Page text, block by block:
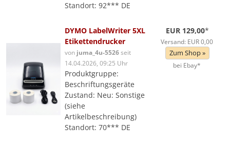
Standort: 92*** DE
DYMO LabelWriter 5XL
Etikettendrucker
von juma_4u-5526seit
14.04.2026, 09:25 Uhr
Produktgruppe:
Beschriftungsgeräte
Zustand: Neu: Sonstige
(siehe
Artikelbeschreibung)
Standort: 70*** DE
EUR 129,00*
Versand: EUR 0,00
Zum Shop »
bei Ebay*